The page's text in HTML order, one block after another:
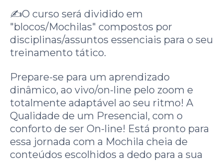
✍️O curso será dividido em
"blocos/Mochilas" compostos por
disciplinas/assuntos essenciais para o seu
treinamento tático.
Prepare-se para um aprendizado
dinâmico, ao vivo/on-line pelo zoom e
totalmente adaptável ao seu ritmo! A
Qualidade de um Presencial, com o
conforto de ser On-line! Está pronto para
essa jornada com a Mochila cheia de
conteúdos escolhidos a dedo para a sua